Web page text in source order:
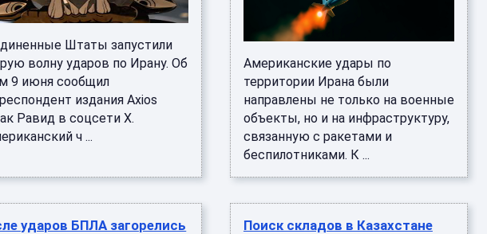
Штаты запустили
волну ударов по Ирану. Об
9 июня сообщил
издания Axios
Равид в соцсети X.
ч ...
Американские удары по
территории Ирана были
направлены не только на военные
объекты, но и на инфраструктуру,
связанную с ракетами и
беспилотниками. К ...
ударов БПЛА загорелись
Поиск складов в Казахстане